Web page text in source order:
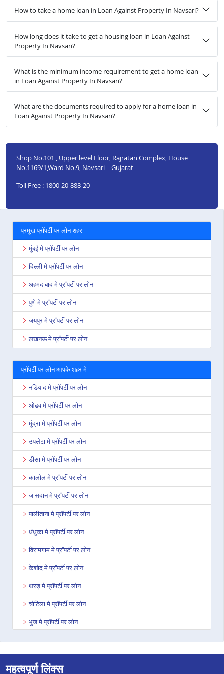
How to take a home loan in Loan Against Property In Navsari?
How long does it take to get a housing loan in Loan Against
Property In Navsari?
What is the minimum income requirement to get a home loan
in Loan Against Property In Navsari?
What are the documents required to apply for a home loan in
Loan Against Property In Navsari?
Shop No.101 , Upper level Floor, Rajratan Complex, House
No.1169/1,Ward No.9, Navsari – Gujarat
Toll Free : 1800-20-888-20
प्रमुख प्रॉपर्टी पर लोन शहर
मुंबई मे प्रॉपर्टी पर लोन
दिल्ली मे प्रॉपर्टी पर लोन
अहमदाबाद मे प्रॉपर्टी पर लोन
पुणे मे प्रॉपर्टी पर लोन
जयपुर मे प्रॉपर्टी पर लोन
लखनऊ मे प्रॉपर्टी पर लोन
प्रॉपर्टी पर लोन आपके शहर मे
नडियाद मे प्रॉपर्टी पर लोन
ओढव मे प्रॉपर्टी पर लोन
मुंद्रा मे प्रॉपर्टी पर लोन
उपलेटा मे प्रॉपर्टी पर लोन
डीसा मे प्रॉपर्टी पर लोन
कालोल मे प्रॉपर्टी पर लोन
जासदान मे प्रॉपर्टी पर लोन
पालीताना मे प्रॉपर्टी पर लोन
धंधुका मे प्रॉपर्टी पर लोन
विरामगाम मे प्रॉपर्टी पर लोन
केशोद मे प्रॉपर्टी पर लोन
थरड़ मे प्रॉपर्टी पर लोन
चोटिला मे प्रॉपर्टी पर लोन
भुज मे प्रॉपर्टी पर लोन
महत्वपूर्ण लिंक्स